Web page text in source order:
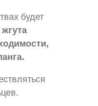
будет